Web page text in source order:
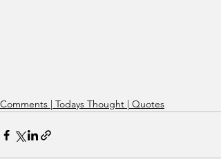
Comments | Todays Thought | Quotes